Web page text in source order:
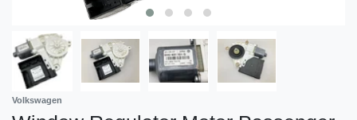
Volkswagen